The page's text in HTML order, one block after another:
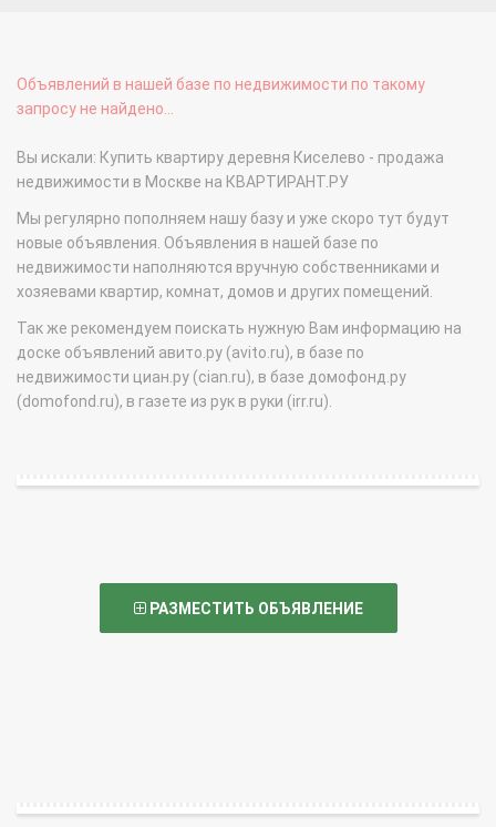
Объявлений в нашей базе по недвижимости по такому
запросу не найдено...
Вы искали: Купить квартиру деревня Киселево - продажа
недвижимости в Москве на КВАРТИРАНТ.РУ
Мы регулярно пополняем нашу базу и уже скоро тут будут
новые объявления. Объявления в нашей базе по
недвижимости наполняются вручную собственниками и
хозяевами квартир, комнат, домов и других помещений.
Так же рекомендуем поискать нужную Вам информацию на
доске объявлений авито.ру (avito.ru), в базе по
недвижимости циан.ру (cian.ru), в базе домофонд.ру
(domofond.ru), в газете из рук в руки (irr.ru).
РАЗМЕСТИТЬ ОБЪЯВЛЕНИЕ